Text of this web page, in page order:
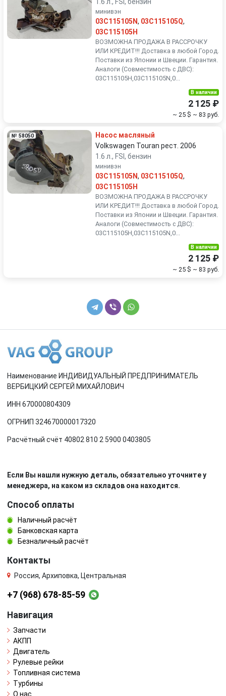
минивэн
03C115105N, 03C115105Q,
03C115105H
ВОЗМОЖНА ПРОДАЖА В РАССРОЧКУ
ИЛИ КРЕДИТ!!! Доставка в любой Город.
Поставки из Японии и Швеции. Гарантия.
Аналоги (Совместимость с ДВС):
03C115105H,03C115105N,0...
В наличии
2 125 ₽
~ 25 $ ~ 83 руб.
№ 58050
Насос масляный
Volkswagen Touran рест. 2006
1.6 л., FSI, бензин
минивэн
03C115105N, 03C115105Q,
03C115105H
ВОЗМОЖНА ПРОДАЖА В РАССРОЧКУ
ИЛИ КРЕДИТ!!! Доставка в любой Город.
Поставки из Японии и Швеции. Гарантия.
Аналоги (Совместимость с ДВС):
03C115105H,03C115105N,0...
В наличии
2 125 ₽
~ 25 $ ~ 83 руб.
Наименование ИНДИВИДУАЛЬНЫЙ ПРЕДПРИНИМАТЕЛЬ
ВЕРБИЦКИЙ СЕРГЕЙ МИХАЙЛОВИЧ
ИНН 670000804309
ОГРНИП 324670000017320
Расчётный счёт 40802 810 2 5900 0403805
Если Вы нашли нужную деталь, обязательно уточните у
менеджера, на каком из складов она находится.
Способ оплаты
Наличный расчёт
Банковская карта
Безналичный расчёт
Контакты
Россия, Архиповка, Центральная
+7 (968) 678-85-59
Навигация
Запчасти
АКПП
Двигатель
Рулевые рейки
Топливная система
Турбины
О нас